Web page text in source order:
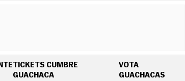
TICKETS CUMBRE
GUACHACAOPENS IN NEW WINDOW
VOTA
GUACHACAS